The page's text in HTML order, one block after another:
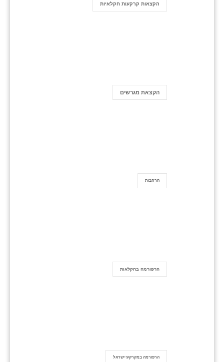
הקצאות קרקעות חקלאיות
הקצאת מגרשים
הרחבות
הרפורמה בחקלאות
הרפורמה במקרקעי ישראל